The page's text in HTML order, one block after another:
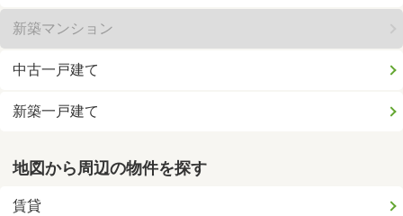
新築マンション
中古一戸建て
新築一戸建て
地図から周辺の物件を探す
賃貸